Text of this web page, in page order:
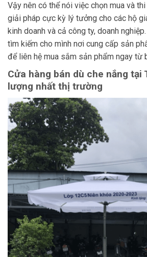
Vậy nên có thể nói việc chọn mua và
giải pháp cực kỳ lý tưởng cho các hộ
kinh doanh và cả công ty, doanh
tìm kiếm cho mình nơi cung cấp sản
để liên hệ mua sắm sản phẩm ngay từ
Cửa hàng bán dù che nắng
lượng nhất thị trường